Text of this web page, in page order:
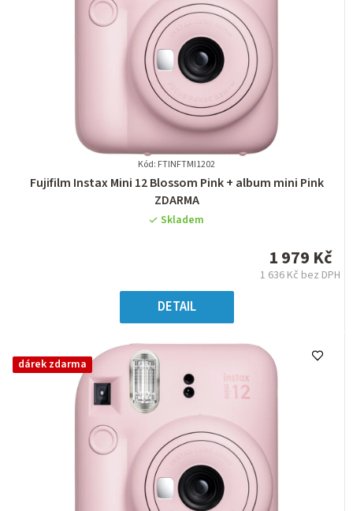
Kód: FTINFTMI1202
Průměrné
hodnocení
produktu
hvězdiček.
Fujifilm Instax Mini 12 Blossom Pink + album mini Pink
ZDARMA
Skladem
1 979 Kč
1 636 Kč bez DPH
DETAIL
dárek zdarma